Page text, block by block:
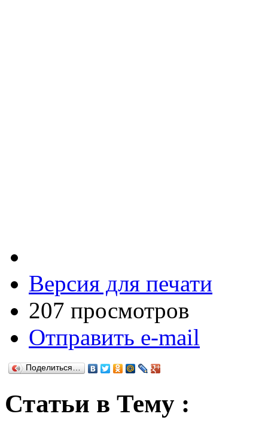
Версия для печати
207 просмотров
Отправить e-mail
Поделиться…
Статьи в Тему :